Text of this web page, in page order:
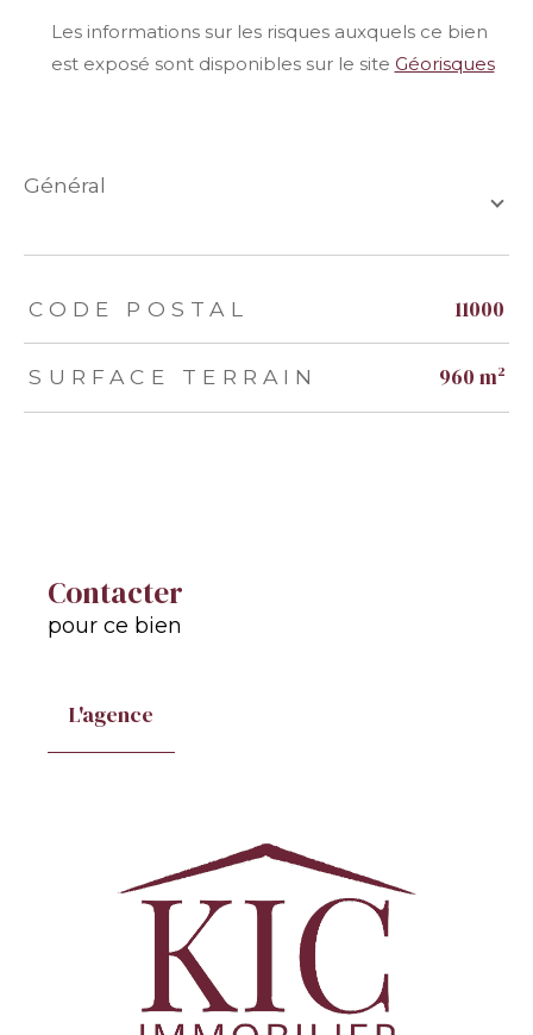
Les informations sur les risques auxquels ce bien
est exposé sont disponibles sur le site Géorisques
général
TRAD_ZEPHYR_Caracteristique TRAD_ZEPHYR_Valeurs
CODE POSTAL 11000
SURFACE TERRAIN 960 m²
Contacter
pour ce bien
L'agence